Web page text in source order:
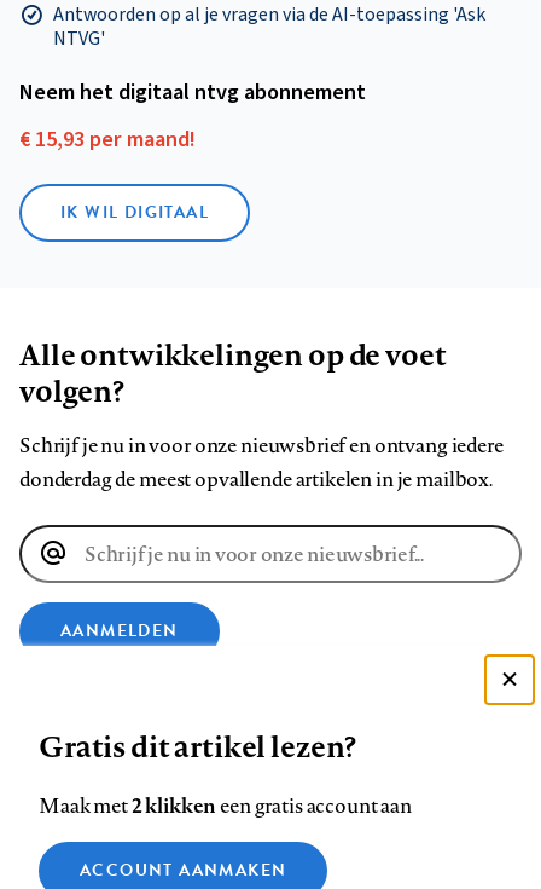
Antwoorden op al je vragen via de AI-toepassing 'Ask
NTVG'
Neem het digitaal ntvg abonnement
€ 15,93 per maand!
IK WIL DIGITAAL
Alle ontwikkelingen op de voet
volgen?
Schrijf je nu in voor onze nieuwsbrief en ontvang iedere
donderdag de meest opvallende artikelen in je mailbox.
E-
mailadres
AANMELDEN
op
op
op
ons
op
Contact Colofon Disclaimer Privacy
Zie onze cookie policy
Gratis dit artikel lezen?
Maak met2 klikkeneen gratis account aan
ACCOUNT AANMAKEN